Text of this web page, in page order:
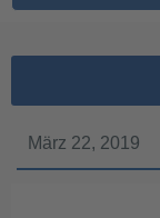
März 22, 2019